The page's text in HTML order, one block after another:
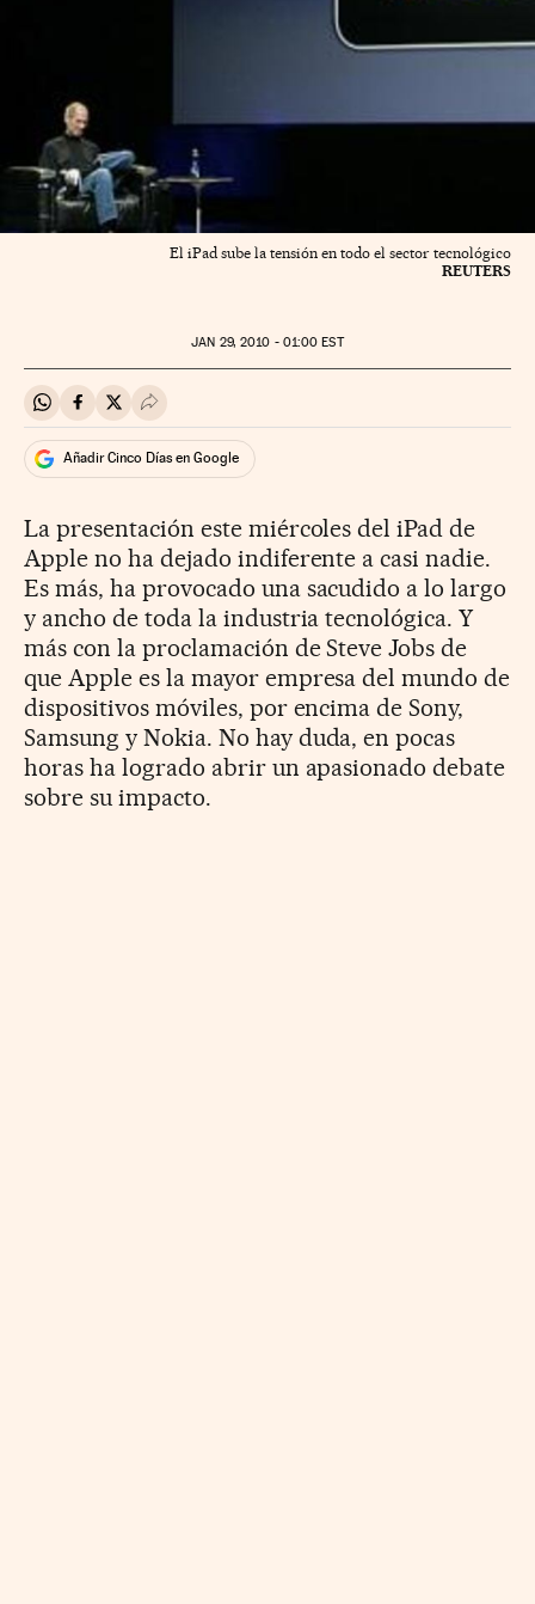
El iPad sube la tensión en todo el sector tecnológico
REUTERS
JAN 29, 2010 - 01:00 EST
Compartir en Whatsapp
Compartir en Facebook
Compartir en Twitter
Desplegar Redes Sociales
Añadir Cinco Días en Google
La presentación este miércoles del iPad de
Apple no ha dejado indiferente a casi nadie.
Es más, ha provocado una sacudido a lo largo
y ancho de toda la industria tecnológica. Y
más con la proclamación de Steve Jobs de
que Apple es la mayor empresa del mundo de
dispositivos móviles, por encima de Sony,
Samsung y Nokia. No hay duda, en pocas
horas ha logrado abrir un apasionado debate
sobre su impacto.